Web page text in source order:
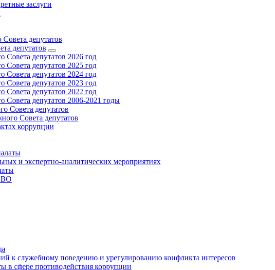
заслуги
депутатов
депутатов
Совета депутатов 2026 год
Совета депутатов 2025 год
Совета депутатов 2024 год
Совета депутатов 2023 год
Совета депутатов 2022 год
Совета депутатов 2006-2021 годы
Совета депутатов
Совета депутатов
коррупции
и экспертно-аналитических мероприятиях
к служебному поведению и урегулированию конфликта интересов
в сфере противодействия коррупции